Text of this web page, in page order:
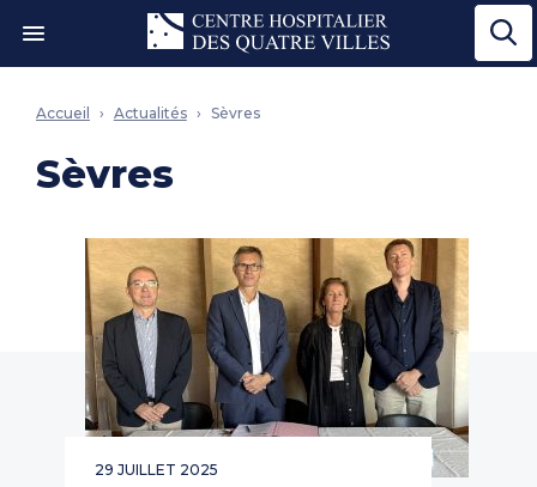
Ouvrir le menu"
Accueil Actualités Sèvres
Sèvres
29 JUILLET 2025